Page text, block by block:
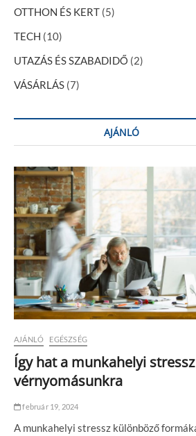
OTTHON ÉS KERT (5)
TECH (10)
UTAZÁS ÉS SZABADIDŐ (2)
VÁSÁRLÁS (7)
AJÁNLÓ
AJÁNLÓ EGÉSZSÉG
Így hat a munkahelyi
vérnyomásunkra
február 19, 2024
A munkahelyi stressz különböző